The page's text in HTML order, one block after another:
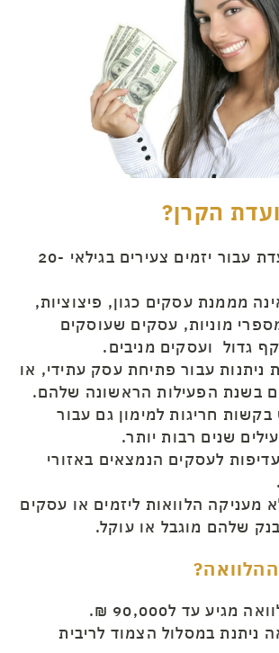
הקרן?
הקרן מיועדת עבור יזמים צעירים בגילאי 20-
מממנת עסקים כגון, פיצוציות,
מוניות, עסקים שעוסקים
גדול ועסקים מניבים.
ניתנות עבור פתיחת עסק עתידי, או
בשנת הפעילות הראשונה שלהם.
בקשות חריגות למימון גם עבור
שנים רבות יותר.
לעסקים הנמצאים באזורי
הלוואות ליזמים או עסקים
שלהם מוגבל או עוקל.
מגיע עד ל90,000 ₪.
ניתנת במסלול הצמוד לריבית